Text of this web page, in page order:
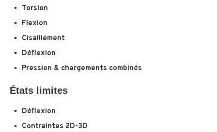
Torsion
Flexion
Cisaillement
Déflexion
Pression & chargements combinés
États limites
Déflexion
Contraintes 2D-3D